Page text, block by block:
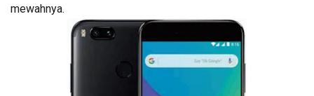
mewahnya.